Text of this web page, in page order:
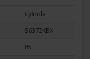
Cylinda
S6372KBX
85